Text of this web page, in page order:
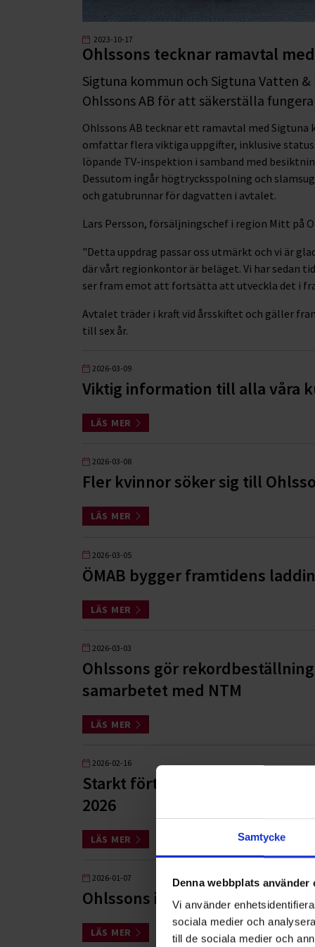
Samtycke
Denna webbplats använder
Vi använder
sociala medier och
till de sociala medier och
2023-10-17
Ohlssons tecknar ramavtal
Sigtuna kommun och Sigtuna Vatten
Ohlssons AB för att säkerställa
Ohlssons AB tecknar ett ramavtal med
omfattar flera viktiga uppgifter, inklusive
löpande TV-inspektion i samband med
Dessutom ingår högtrycksspolning och
och gatubrunnar för dagvatten i avtalet.
Lars Persson, försäljningschef i region Mitt på
"Detta uppdrag passar oss utmärkt och vi är
där vårt regionkontor är beläget. Vi har sedan
ser fram emot att fortsätta att utveckla det i
Avtalet träder i kraft vid årsskiftet och gäller
till sex år.
2026-03-09
Viktig information till alla våra
LÄS MER
2026-03-08
Fler kvinnor söker sig till
LÄS MER
2026-03-05
ÖMAB bygger framtidens
LÄS MER
2026-03-03
Ohlssons gör
samarbetet med NTM
LÄS MER
2026-02-16
Starkt förtroende från
2026
LÄS MER
2026-01-07
Ohlssons i nytt
LÄS MER